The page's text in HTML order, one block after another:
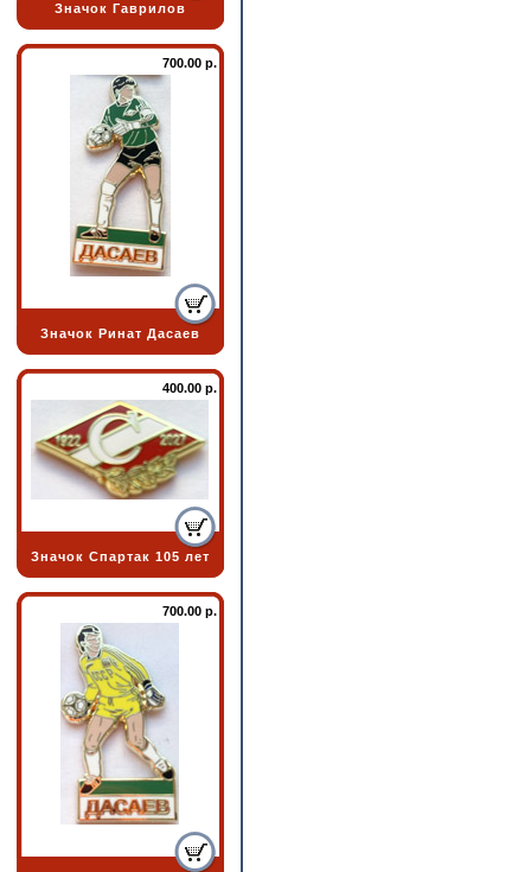
Значок Гаврилов
700.00 р.
Значок Ринат Дасаев
400.00 р.
Значок Спартак 105 лет
700.00 р.